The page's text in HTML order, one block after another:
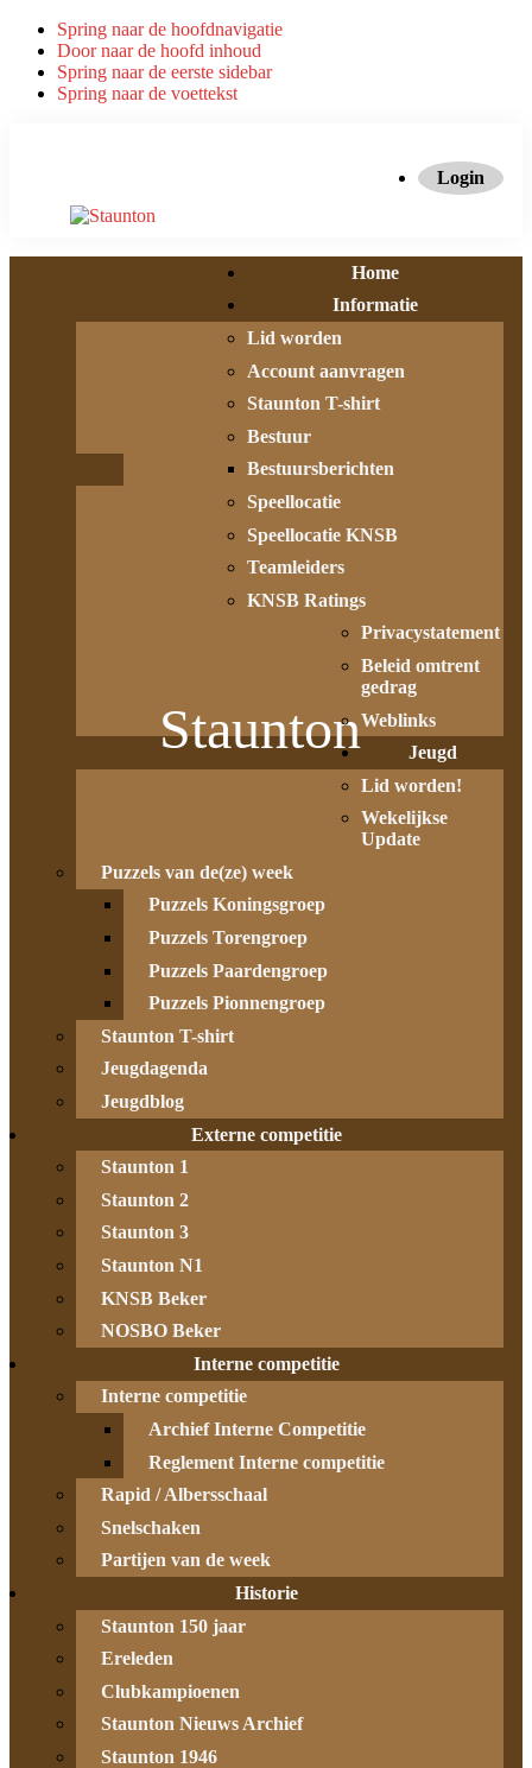
Spring naar de hoofdnavigatie
Door naar de hoofd inhoud
Spring naar de eerste sidebar
Spring naar de voettekst
Login
Staunton
Home
Informatie
Lid worden
Account aanvragen
Staunton T-shirt
Bestuur
Bestuursberichten
Speellocatie
Speellocatie KNSB
Teamleiders
KNSB Ratings
Privacystatement
Beleid omtrent
gedrag
Weblinks
Jeugd
Lid worden!
Wekelijkse
Update
Puzzels van de(ze) week
Puzzels Koningsgroep
Puzzels Torengroep
Puzzels Paardengroep
Puzzels Pionnengroep
Staunton T-shirt
Jeugdagenda
Jeugdblog
Externe competitie
Staunton 1
Staunton 2
Staunton 3
Staunton N1
KNSB Beker
NOSBO Beker
Interne competitie
Interne competitie
Archief Interne Competitie
Reglement Interne competitie
Rapid / Albersschaal
Snelschaken
Partijen van de week
Historie
Staunton 150 jaar
Ereleden
Clubkampioenen
Staunton Nieuws Archief
Staunton 1946